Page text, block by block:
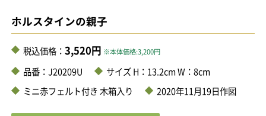
ホルスタインの親子
税込価格： 3,520円 ※本体価格:3,200円
品番：J20209U
サイズ H：13.2cm W：8cm
ミニ赤フェルト付き 木箱入り
2020年11月19日作図